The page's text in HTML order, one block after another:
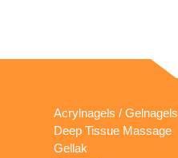
Acrylnagels / Gelnagels
Deep Tissue Massage
Gellak